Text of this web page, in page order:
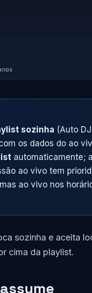
sozinha (Auto
os dados do ao
automaticamente;
ao vivo tem
ao vivo nos
sozinha e aceita
cima da playlist.